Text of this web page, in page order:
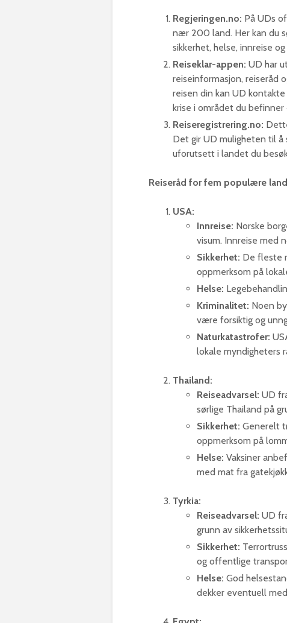
Regjeringen.no: På UDs
nær 200 land. Her kan du
sikkerhet, helse, innreise
Reiseklar-appen: UD har
reiseinformasjon, reiseråd
reisen din kan UD
krise i området du befinner
Reiseregistrering.no:
Det gir UD muligheten til å
uforutsett i landet du
Reiseråd for fem populære
USA:
Innreise: Norske
visum. Innreise med
Sikkerhet: De fleste
oppmerksom på
Helse:
Kriminalitet: Noen
være forsiktig og
Naturkatastrofer:
lokale myndigheters
Thailand:
Reiseadvarsel: UD
sørlige Thailand på
Sikkerhet: Generelt
oppmerksom på
Helse: Vaksiner
med mat fra
Tyrkia:
Reiseadvarsel: UD
grunn av
Sikkerhet:
og offentlige
Helse: God
dekker eventuell